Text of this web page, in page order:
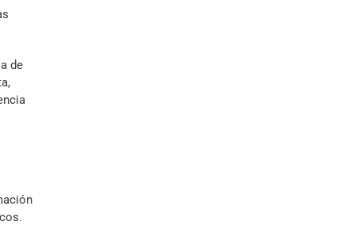
de